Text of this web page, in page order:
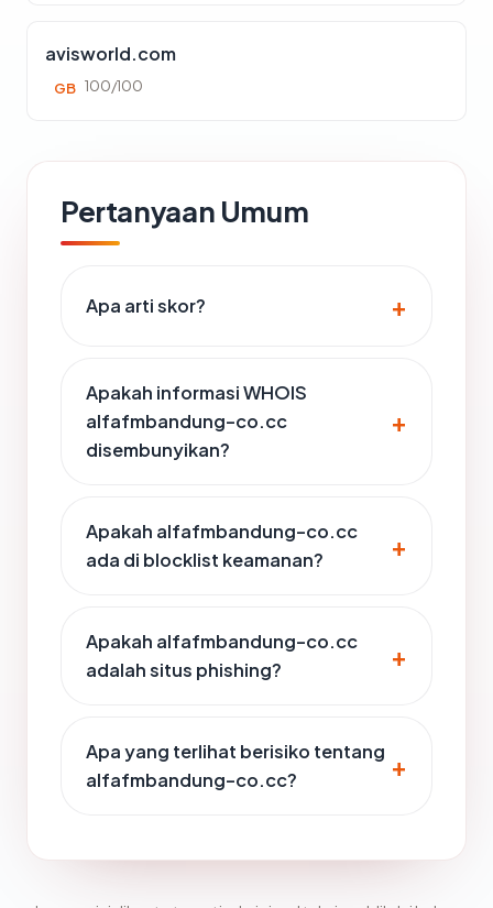
avisworld.com
GB 100/100
Pertanyaan Umum
Apa arti skor?
Apakah informasi WHOIS
alfafmbandung-co.cc
disembunyikan?
Apakah alfafmbandung-co.cc
ada di blocklist keamanan?
Apakah alfafmbandung-co.cc
adalah situs phishing?
Apa yang terlihat berisiko tentang
alfafmbandung-co.cc?